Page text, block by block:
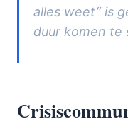
alles weet” is
duur komen te